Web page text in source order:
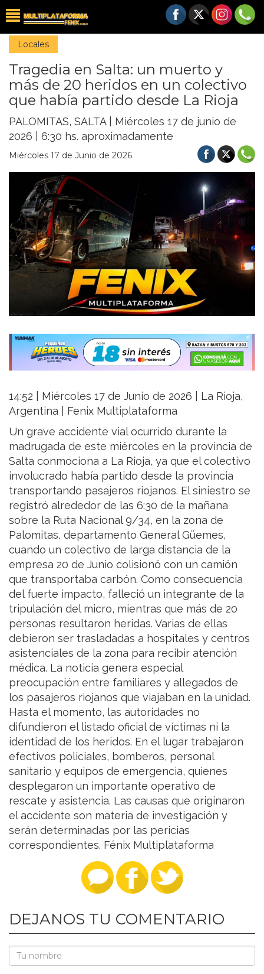
Locales
Tragedia en Salta: un muerto y
más de 20 heridos en un colectivo
que había partido desde La Rioja
PALOMITAS, SALTA | Miércoles 17 de junio de
2026 | 6:30 hs. aproximadamente
Miércoles 17 de Junio de 2026
14:52 | Miércoles 17 de Junio de 2026 | La Rioja,
Argentina | Fenix Multiplataforma
Un grave accidente vial ocurrido durante la
madrugada de este miércoles en la provincia de
Salta conmociona a La Rioja, ya que el colectivo
involucrado había partido desde la provincia
transportando pasajeros riojanos. El siniestro se
registró alrededor de las 6:30 de la mañana
sobre la Ruta Nacional 9/34, en la zona de
Palomitas, departamento General Güemes,
cuando un colectivo de larga distancia de la
empresa 20 de Junio colisionó con un camión
que transportaba carbón. Como consecuencia
del fuerte impacto, falleció un integrante de la
tripulación del micro, mientras que más de 20
personas resultaron heridas. Varias de ellas
debieron ser trasladadas a hospitales y centros
asistenciales de la zona para recibir atención
médica. La noticia genera especial
preocupación entre familiares y allegados de
los pasajeros riojanos que viajaban en la unidad.
Hasta el momento, las autoridades no
difundieron el listado oficial de víctimas ni la
identidad de los heridos. En el lugar trabajaron
efectivos policiales, bomberos, personal
sanitario y equipos de emergencia, quienes
desplegaron un importante operativo de
rescate y asistencia. Las causas que originaron
el accidente son materia de investigación y
serán determinadas por las pericias
correspondientes. Fénix Multiplataforma
DEJANOS TU COMENTARIO